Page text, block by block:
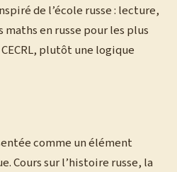
de l’école russe : lecture,
en russe pour les plus
plutôt une logique
comme un élément
Cours sur l’histoire russe, la